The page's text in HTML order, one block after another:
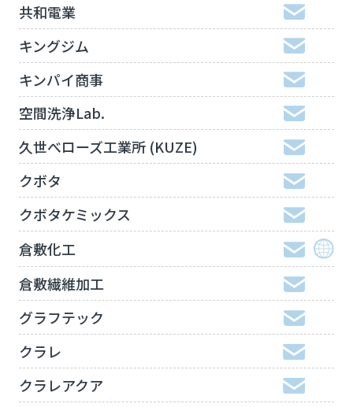
共和電業
キングジム
キンパイ商事
空間洗浄Lab.
久世べローズ工業所 (KUZE)
クボタ
クボタケミックス
倉敷化工
倉敷繊維加工
グラフテック
クラレ
クラレアクア